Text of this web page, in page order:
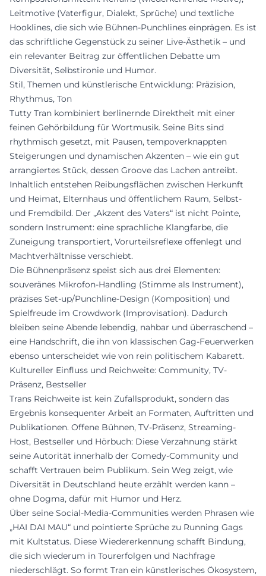
Leitmotive (Vaterfigur, Dialekt, Sprüche) und textliche
Hooklines, die sich wie Bühnen-Punchlines einprägen. Es ist
das schriftliche Gegenstück zu seiner Live-Ästhetik – und
ein relevanter Beitrag zur öffentlichen Debatte um
Diversität, Selbstironie und Humor.
Stil, Themen und künstlerische Entwicklung: Präzision,
Rhythmus, Ton
Tutty Tran kombiniert berlinernde Direktheit mit einer
feinen Gehörbildung für Wortmusik. Seine Bits sind
rhythmisch gesetzt, mit Pausen, tempoverknappten
Steigerungen und dynamischen Akzenten – wie ein gut
arrangiertes Stück, dessen Groove das Lachen antreibt.
Inhaltlich entstehen Reibungsflächen zwischen Herkunft
und Heimat, Elternhaus und öffentlichem Raum, Selbst-
und Fremdbild. Der „Akzent des Vaters“ ist nicht Pointe,
sondern Instrument: eine sprachliche Klangfarbe, die
Zuneigung transportiert, Vorurteilsreflexe offenlegt und
Machtverhältnisse verschiebt.
Die Bühnenpräsenz speist sich aus drei Elementen:
souveränes Mikrofon-Handling (Stimme als Instrument),
präzises Set-up/Punchline-Design (Komposition) und
Spielfreude im Crowdwork (Improvisation). Dadurch
bleiben seine Abende lebendig, nahbar und überraschend –
eine Handschrift, die ihn von klassischen Gag-Feuerwerken
ebenso unterscheidet wie von rein politischem Kabarett.
Kultureller Einfluss und Reichweite: Community, TV-
Präsenz, Bestseller
Trans Reichweite ist kein Zufallsprodukt, sondern das
Ergebnis konsequenter Arbeit an Formaten, Auftritten und
Publikationen. Offene Bühnen, TV-Präsenz, Streaming-
Host, Bestseller und Hörbuch: Diese Verzahnung stärkt
seine Autorität innerhalb der Comedy-Community und
schafft Vertrauen beim Publikum. Sein Weg zeigt, wie
Diversität in Deutschland heute erzählt werden kann –
ohne Dogma, dafür mit Humor und Herz.
Über seine Social-Media-Communities werden Phrasen wie
„HAI DAI MAU“ und pointierte Sprüche zu Running Gags
mit Kultstatus. Diese Wiedererkennung schafft Bindung,
die sich wiederum in Tourerfolgen und Nachfrage
niederschlägt. So formt Tran ein künstlerisches Ökosystem,